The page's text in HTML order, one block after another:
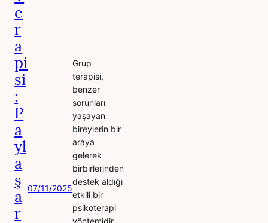
e
r
a
pi
si
:
P
a
yl
a
ş
a
r
07/11/2025
Grup
terapisi,
benzer
sorunları
yaşayan
bireylerin bir
araya
gelerek
birbirlerinden
destek aldığı
etkili bir
psikoterapi
yöntemidir.